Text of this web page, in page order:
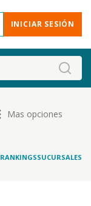
INICIAR SESIÓN
Mas opciones
RANKINGSSUCURSALES